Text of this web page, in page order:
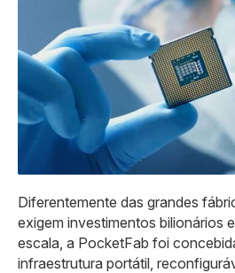
Diferentemente das grandes
exigem investimentos bilionários
escala, a PocketFab foi
infraestrutura portátil,